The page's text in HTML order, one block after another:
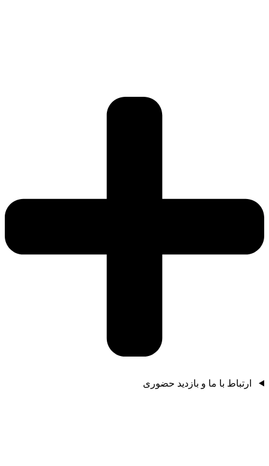
ارتباط با ما و بازدید حضوری